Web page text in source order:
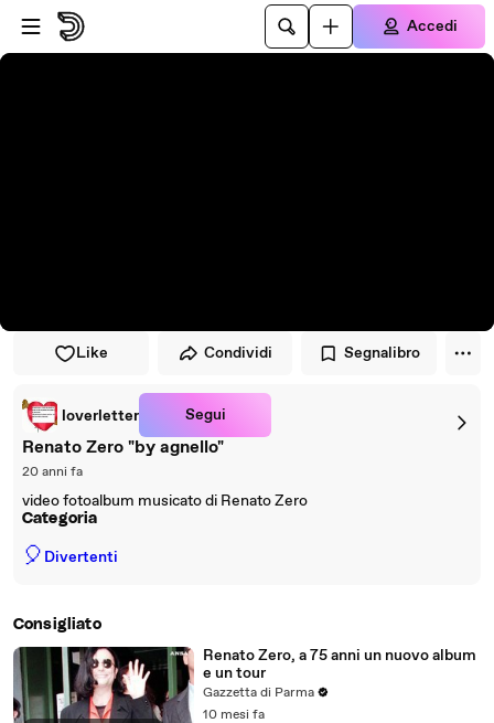
Vai al lettore
Passa al contenuto principale
Accedi
Like Condividi Segnalibro
loverletter Segui
Renato Zero "by agnello"
20 anni fa
video fotoalbum musicato di Renato Zero
Categoria
🎈 Divertenti
Consigliato
Renato Zero, a 75 anni un nuovo album
e un tour
Gazzetta di Parma
10 mesi fa